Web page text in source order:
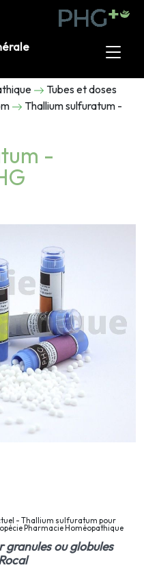
Tubes et doses
Thallium sulfuratum -
-
- Thallium sulfuratum pour
Pharmacie Homéopathique
ou globules